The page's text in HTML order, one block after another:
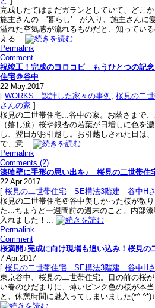
完成したてはまだガランとしていて、どこ
施主さんの '暮らし' が入り、施主さんに
溢れた空気感が流れるものだと、知ってい
える...
Permalink
Comment
祝竣工！完成のヨロコビ＿もうひとつの記
住宅＠谷中
22 May.2017
[ WORKS＿設計した家々の事例 , 桜見の二
さんの家 ]
桜見の二世帯住宅...谷中の家。お蔭さまで
（嬉し涙）桜や銀杏の若葉が日増しに色を
し、翌日がお引越し。お引越しされた日は
で、意...
Permalink
Comments (2)
漆喰壁に手形の思い出を♪＿桜見の二世帯住
22 Apr.2017
[ 桜見の二世帯住宅＿SE構法3階建＿谷中H
桜見の二世帯住宅＠谷中美しかった桜が散
た...ちょうど一週間前の週末のこと。内部
入れました！...
Permalink
Comment
桜満開♪完成に向け現場も追い込み！桜見の
7 Apr.2017
[ 桜見の二世帯住宅＿SE構法3階建＿谷中H
東京谷中、桜見の二世帯住宅。目の前の桜
い春のひだまりに、薄いピンク色の桜が本
と、休憩時間に魅入ってしまいました(*^-